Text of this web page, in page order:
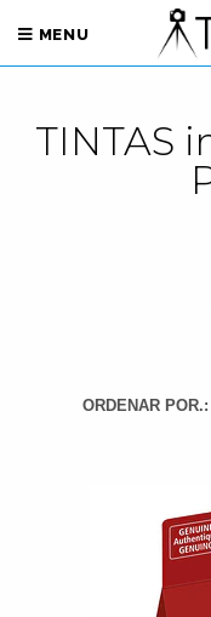
MENU
TINTAS
ORDENAR POR.: